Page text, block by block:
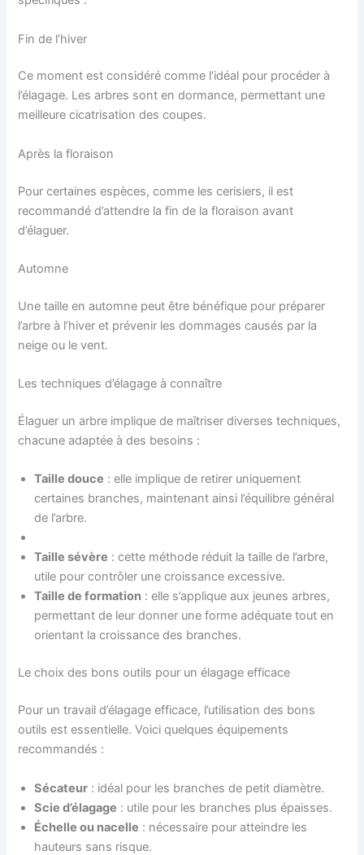
Fin de l’hiver
Ce moment est considéré comme l’idéal pour procéder à
l’élagage. Les arbres sont en dormance, permettant une
meilleure cicatrisation des coupes.
Après la floraison
Pour certaines espèces, comme les cerisiers, il est
recommandé d’attendre la fin de la floraison avant
d’élaguer.
Automne
Une taille en automne peut être bénéfique pour préparer
l’arbre à l’hiver et prévenir les dommages causés par la
neige ou le vent.
Les techniques d’élagage à connaître
Élaguer un arbre implique de maîtriser diverses techniques,
chacune adaptée à des besoins :
Taille douce : elle implique de retirer uniquement
certaines branches, maintenant ainsi l’équilibre général
de l’arbre.
Taille sévère : cette méthode réduit la taille de l’arbre,
utile pour contrôler une croissance excessive.
Taille de formation : elle s’applique aux jeunes arbres,
permettant de leur donner une forme adéquate tout en
orientant la croissance des branches.
Le choix des bons outils pour un élagage efficace
Pour un travail d’élagage efficace, l’utilisation des bons
outils est essentielle. Voici quelques équipements
recommandés :
Sécateur : idéal pour les branches de petit diamètre.
Scie d’élagage : utile pour les branches plus épaisses.
Échelle ou nacelle : nécessaire pour atteindre les
hauteurs sans risque.